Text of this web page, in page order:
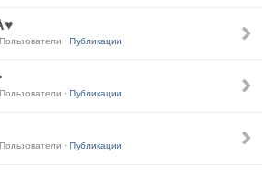
· Публикации
· Публикации
· Публикации